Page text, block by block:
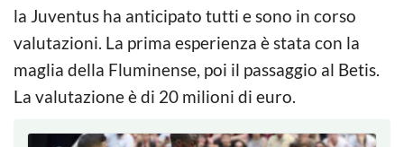
la Juventus ha anticipato tutti e sono in corso
valutazioni. La prima esperienza è stata con la
maglia della Fluminense, poi il passaggio al Betis.
La valutazione è di 20 milioni di euro.